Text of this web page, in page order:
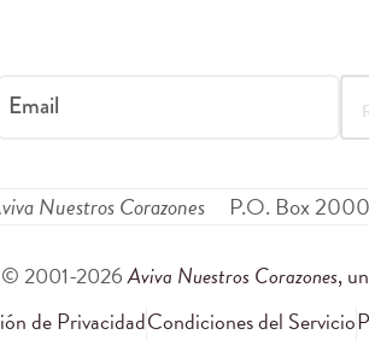
Email
Nuestros Corazones P.O. Box 2000
© 2001-2026Aviva Nuestros Corazones,
de PrivacidadCondiciones del Servicio